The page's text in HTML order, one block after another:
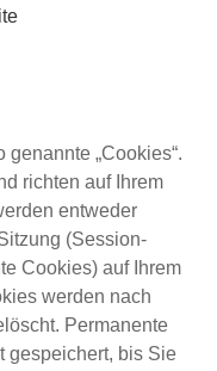
„Cookies“.
richten auf Ihrem
entweder
(Session-
Cookies) auf Ihrem
werden nach
Permanente
gespeichert, bis Sie